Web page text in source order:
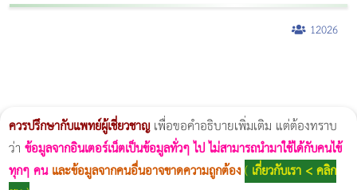
12026
ควรปรึกษากับแพทย์ผู้เชี่ยวชาญเพื่อขอคำอธิบายเพิ่มเติม แต่ต้องทราบ
ว่า ข้อมูลจากอินเตอร์เน็ตเป็นข้อมูลทั่วๆ ไป ไม่สามารถนำมาใช้ได้กับคนไข้
ทุกๆ คน และข้อมูลจากคนอื่นอาจขาดความถูกต้อง( เกี่ยวกับเรา < คลิก